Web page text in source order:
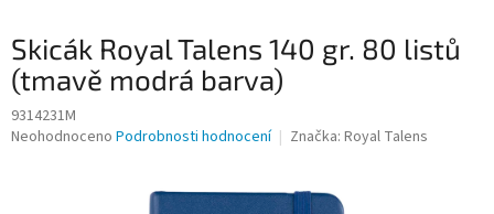
Skicák Royal Talens 140 gr. 80 listů
(tmavě modrá barva)
9314231M
Průměrné
Neohodnoceno Podrobnosti hodnocení Značka: Royal Talens